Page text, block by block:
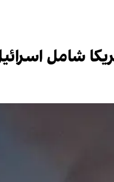
شامل